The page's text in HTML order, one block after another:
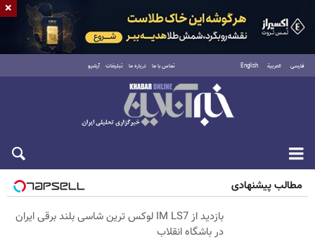
فارسی العربية English تماس با ما درباره ما تبلیغات آرشیو
پنجشنبه ۱۵ مرداد ۱۴۰۵
مطالب پیشنهادی
بازدید از IM LS7 لوکس ترین شاسی بلند برقی ایران
در باشگاه انقلاب
×